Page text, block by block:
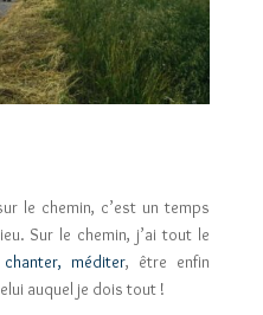
le chemin, c’est un temps
Sur le chemin, j’ai tout le
méditer, être enfin
auquel je dois tout !